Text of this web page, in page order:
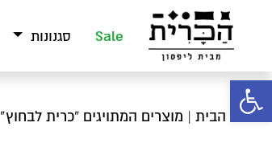
פתח סרגל נגישות
Sale סגנונות
עמוד הבית | מוצרים המתויגים “כרית לבחוץ”